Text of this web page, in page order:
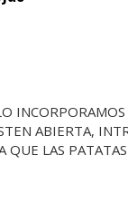
ABIERTA,
QUE LAS